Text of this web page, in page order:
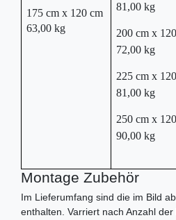
175 cm x 120 cm
63,00 kg
81,00 kg
200 cm x
72,00 kg
225 cm x
81,00 kg
250 cm x
90,00 kg
Montage Zubehör
Im Lieferumfang sind die im Bild
enthalten. Varriert nach Anzahl der